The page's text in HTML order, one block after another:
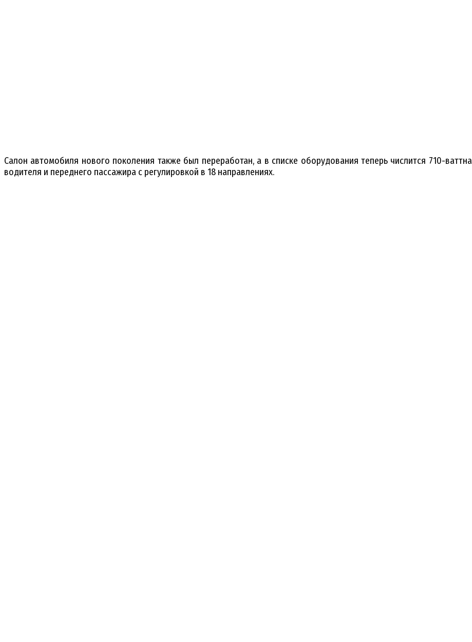
Салон автомобиля нового поколения также был переработан, а в списке оборудования теперь числится 710-
водителя и переднего пассажира с регулировкой в 18 направлениях.